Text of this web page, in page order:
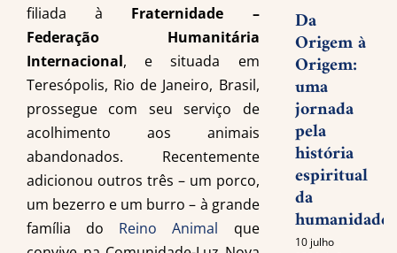
filiada à Fraternidade –
Federação Humanitária
Internacional, e situada em
Teresópolis, Rio de Janeiro, Brasil,
prossegue com seu serviço de
acolhimento aos animais
abandonados. Recentemente
adicionou outros três – um porco,
um bezerro e um burro – à grande
família do Reino Animal que
Da
Origem à
Origem:
uma
jornada
pela
história
espiritual
da
humanidade
10 julho